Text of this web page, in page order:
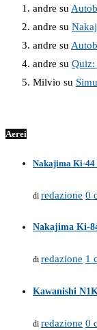
andre su
andre su
andre su
andre su Quiz:
Milvio su
Aerei
Nakajima Ki-44
di redazione 0
Nakajima Ki-
di redazione 1
Kawanishi
di redazione 0